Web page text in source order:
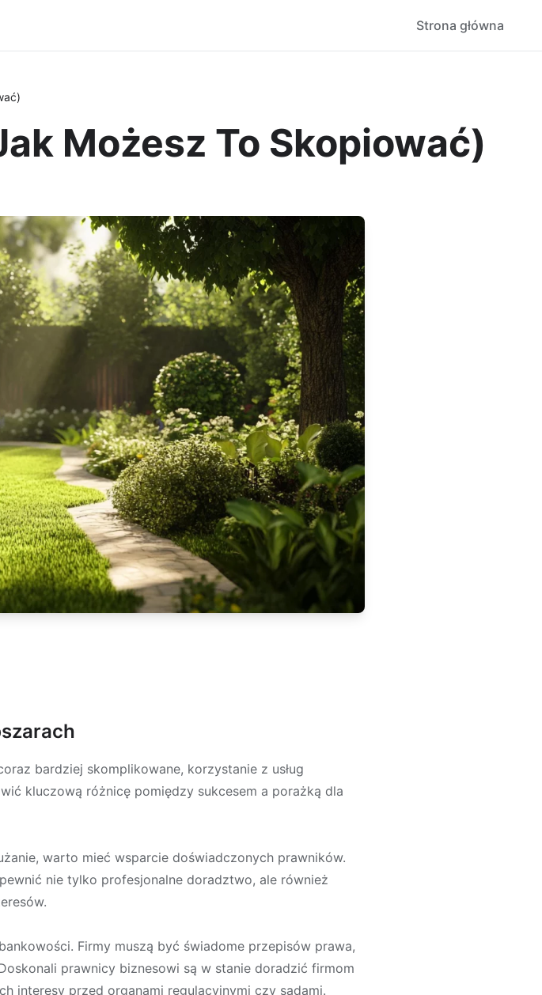
Strona główna
Możesz To Skopiować)
bardziej skomplikowane, korzystanie z usług
kluczową różnicę pomiędzy sukcesem a porażką dla
warto mieć wsparcie doświadczonych prawników.
nie tylko profesjonalne doradztwo, ale również
Firmy muszą być świadome przepisów prawa,
prawnicy biznesowi są w stanie doradzić firmom
interesy przed organami regulacyjnymi czy sądami.